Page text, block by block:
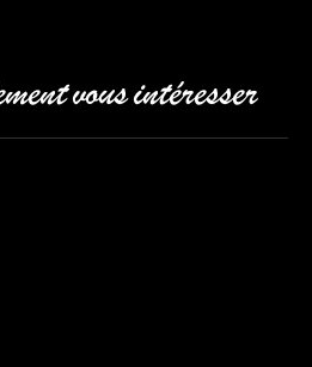
vous intéresser